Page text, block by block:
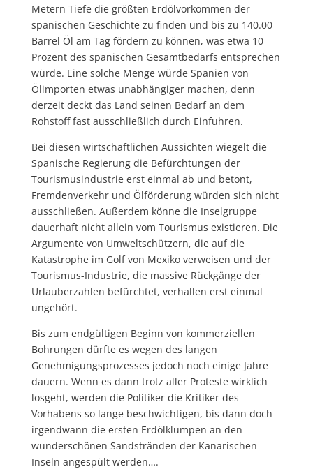
Metern Tiefe die größten Erdölvorkommen der
spanischen Geschichte zu finden und bis zu 140.00
Barrel Öl am Tag fördern zu können, was etwa 10
Prozent des spanischen Gesamtbedarfs entsprechen
würde. Eine solche Menge würde Spanien von
Ölimporten etwas unabhängiger machen, denn
derzeit deckt das Land seinen Bedarf an dem
Rohstoff fast ausschließlich durch Einfuhren.
Bei diesen wirtschaftlichen Aussichten wiegelt die
Spanische Regierung die Befürchtungen der
Tourismusindustrie erst einmal ab und betont,
Fremdenverkehr und Ölförderung würden sich nicht
ausschließen. Außerdem könne die Inselgruppe
dauerhaft nicht allein vom Tourismus existieren. Die
Argumente von Umweltschützern, die auf die
Katastrophe im Golf von Mexiko verweisen und der
Tourismus-Industrie, die massive Rückgänge der
Urlauberzahlen befürchtet, verhallen erst einmal
ungehört.
Bis zum endgültigen Beginn von kommerziellen
Bohrungen dürfte es wegen des langen
Genehmigungsprozesses jedoch noch einige Jahre
dauern. Wenn es dann trotz aller Proteste wirklich
losgeht, werden die Politiker die Kritiker des
Vorhabens so lange beschwichtigen, bis dann doch
irgendwann die ersten Erdölklumpen an den
wunderschönen Sandstränden der Kanarischen
Inseln angespült werden….